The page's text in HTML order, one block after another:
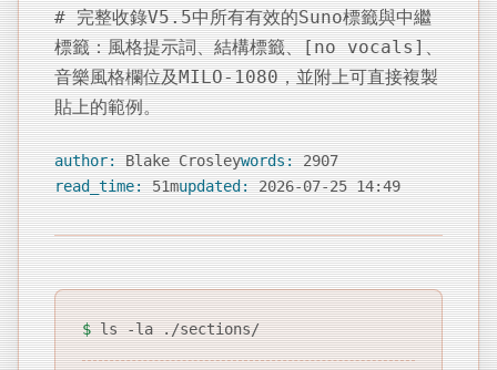
# 完整收錄V5.5中所有有效的Suno標籤與中繼
標籤：風格提示詞、結構標籤、[no vocals]、
音樂風格欄位及MILO-1080，並附上可直接複製
貼上的範例。
author: Blake Crosleywords:2907
read_time:51mupdated:2026-07-25 14:49
$ls -la ./sections/